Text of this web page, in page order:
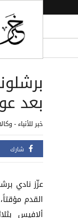
بعد
خبر للأنباء -
شارك
عزّز نادي
القدم
ألافيس